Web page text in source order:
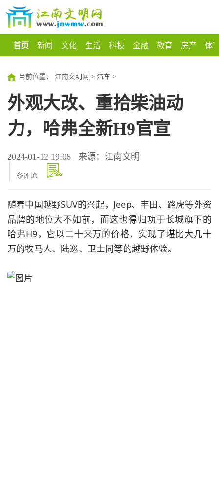
首页 新闻 文化 生活 科技 金融 教育 房产 体
当前位置： 江南文明网 > 汽车 >
外观大改、重拾柴油动
力，哈弗全新H9官宣
2024-01-12 19:06 来源：江南文明
条评论
随着中国越野SUV的兴起， Jeep、 丰田、 路虎等外资
品牌的地位大不如前，而这也得归功于长城旗下的
哈弗H9，它以二十来万的价格，实现了堪比大几十
万的牧马人、陆巡、 卫士同等的越野体验。